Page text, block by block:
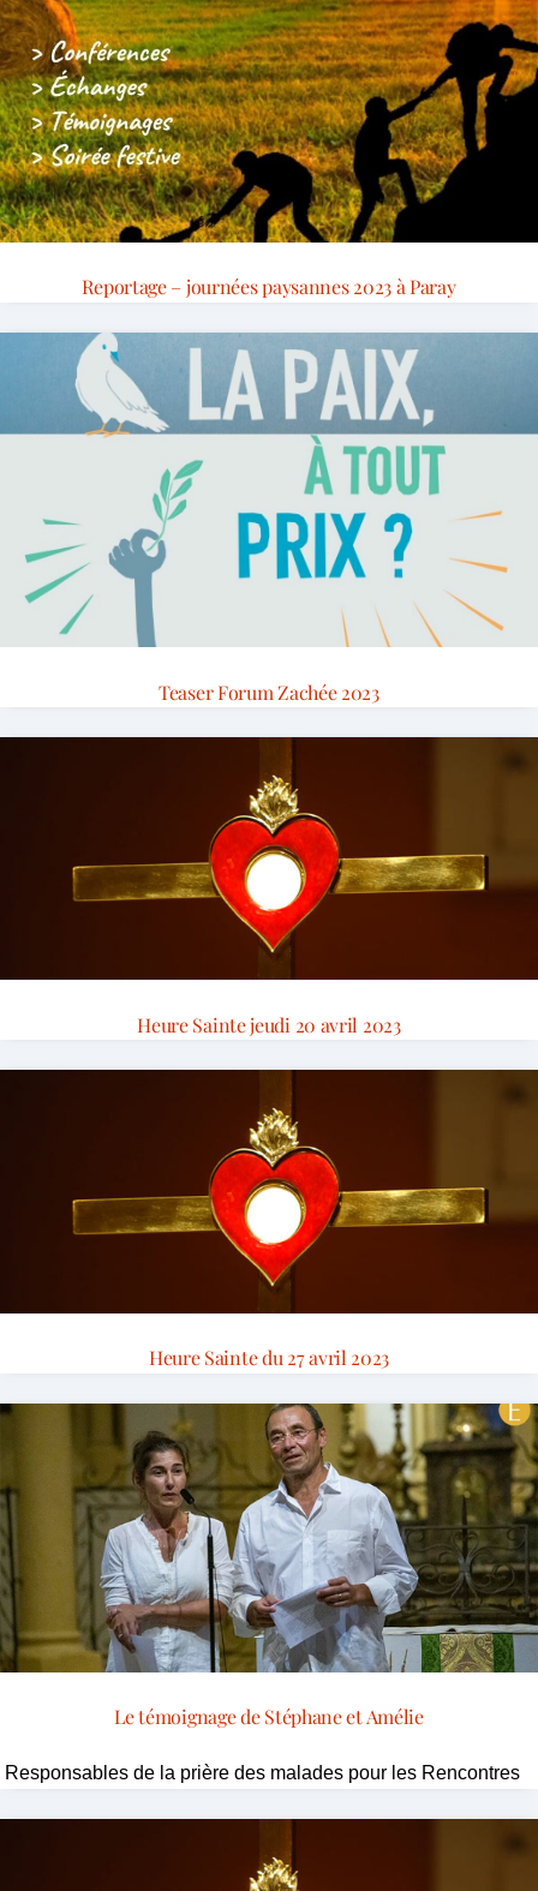
Reportage – journées paysannes 2023 à Paray
Teaser Forum Zachée 2023
Heure Sainte jeudi 20 avril 2023
Heure Sainte du 27 avril 2023
Le témoignage de Stéphane et Amélie
Responsables de la prière des malades pour les Rencontres